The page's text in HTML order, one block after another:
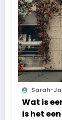
Sarah-
Wat is
is het